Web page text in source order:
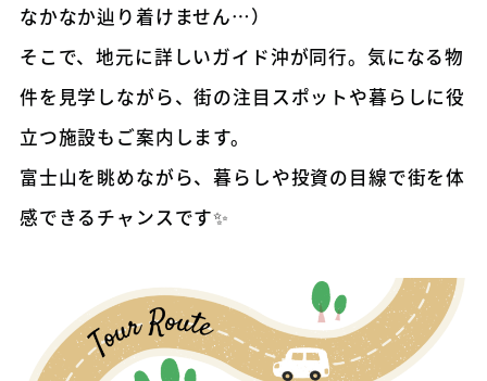
なかなか辿り着けません…）
そこで、地元に詳しいガイド沖が同行。気になる物
件を見学しながら、街の注目スポットや暮らしに役
立つ施設もご案内します。
富士山を眺めながら、暮らしや投資の目線で街を体
感できるチャンスです✨